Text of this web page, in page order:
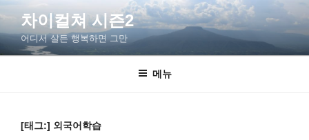
차이컬쳐 시즌2
어디서 살든 행복하면 그만
메뉴
[태그:] 외국어학습